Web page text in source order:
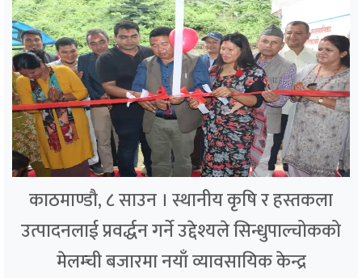
काठमाण्डौ, ८ साउन । स्थानीय कृषि र हस्तकला
उत्पादनलाई प्रवर्द्धन गर्ने उद्देश्यले सिन्धुपाल्चोकको
मेलम्ची बजारमा नयाँ व्यावसायिक केन्द्र